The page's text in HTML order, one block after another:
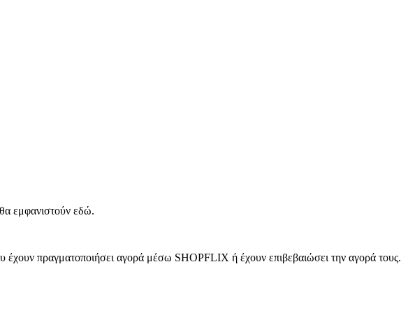
εμφανιστούν εδώ.
έχουν πραγματοποιήσει αγορά μέσω SHOPFLIX ή έχουν επιβεβαιώσει την αγορά τους.